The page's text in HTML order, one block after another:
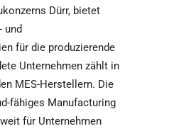
Dürr, bietet
und
für die produzierende
Unternehmen zählt in
MES-Herstellern. Die
fähiges Manufacturing
für Unternehmen